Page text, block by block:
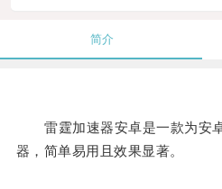
简介
雷霆加速器安卓是一款为安
器，简单易用且效果显著。